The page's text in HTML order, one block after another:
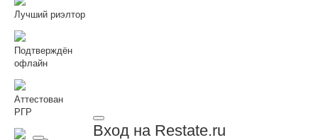
Вход на Restate.ru
Лучший риэлтор
Подтверждён
офлайн
Аттестован
РГР